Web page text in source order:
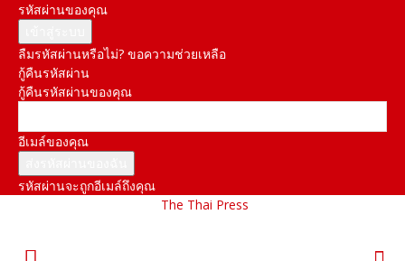
รหัสผ่านของคุณ
ลืมรหัสผ่านหรือไม่? ขอความช่วยเหลือ
กู้คืนรหัสผ่าน
กู้คืนรหัสผ่านของคุณ
อีเมล์ของคุณ
รหัสผ่านจะถูกอีเมล์ถึงคุณ
The Thai Press